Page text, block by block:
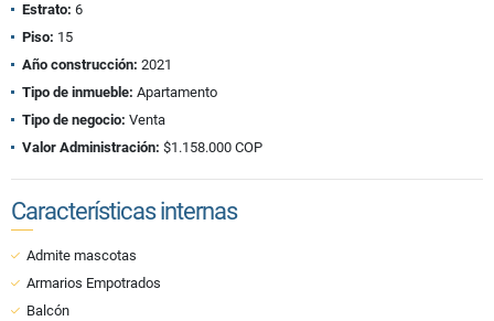
Estrato: 6
Piso: 15
Año construcción: 2021
Tipo de inmueble: Apartamento
Tipo de negocio: Venta
Valor Administración: $1.158.000 COP
Características internas
Admite mascotas
Armarios Empotrados
Balcón